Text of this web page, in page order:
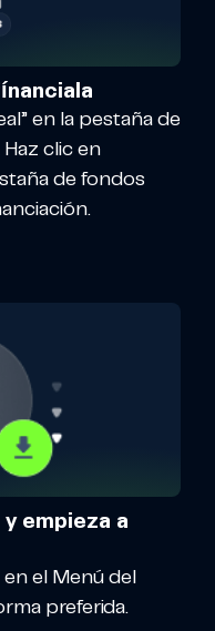
en la pestaña de
clic en
de fondos
empieza a
en el Menú del
preferida.